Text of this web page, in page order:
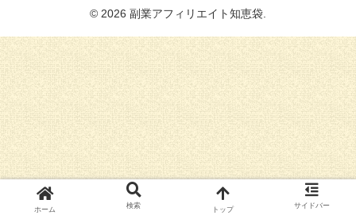
© 2026 副業アフィリエイト知恵袋.
ホーム 検索 トップ サイドバー